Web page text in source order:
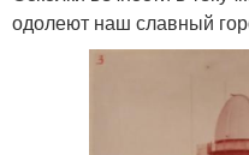
одолеют наш славный